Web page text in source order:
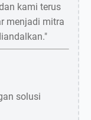
kami terus
menjadi mitra
solusi